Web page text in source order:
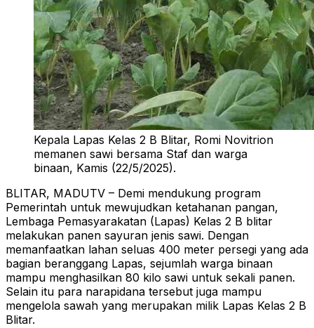
Kepala Lapas Kelas 2 B Blitar, Romi Novitrion
memanen sawi bersama Staf dan warga
binaan, Kamis (22/5/2025).
BLITAR, MADUTV – Demi mendukung program
Pemerintah untuk mewujudkan ketahanan pangan,
Lembaga Pemasyarakatan (Lapas) Kelas 2 B blitar
melakukan panen sayuran jenis sawi. Dengan
memanfaatkan lahan seluas 400 meter persegi yang ada
bagian beranggang Lapas, sejumlah warga binaan
mampu menghasilkan 80 kilo sawi untuk sekali panen.
Selain itu para narapidana tersebut juga mampu
mengelola sawah yang merupakan milik Lapas Kelas 2 B
Blitar.